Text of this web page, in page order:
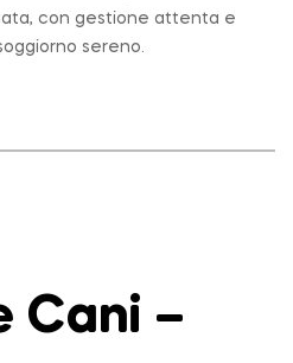
con gestione attenta e
sereno.
Cani –